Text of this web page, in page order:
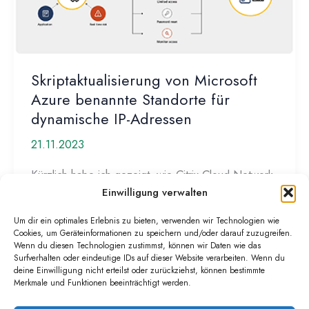
Einwilligung verwalten
Um dir ein optimales Erlebnis zu bieten, verwenden wir Technologien wie
Cookies, um Geräteinformationen zu speichern und/oder darauf zuzugreifen.
Wenn du diesen Technologien zustimmst, können wir Daten wie das
Surfverhalten oder eindeutige IDs auf dieser Website verarbeiten. Wenn du
deine Einwilligung nicht erteilst oder zurückziehst, können bestimmte
Merkmale und Funktionen beeinträchtigt werden.
Skriptaktualisierung von Microsoft
Azure benannte Standorte für
dynamische IP-Adressen
21.11.2023
Kürzlich habe ich gezeigt, wie Citrix Cloud Network
Locations für dynamische IP-Adressen aktualisiert
„SmartAccess“ […]
Skriptaktualisierung
von
Microsoft
Weiterlesen »